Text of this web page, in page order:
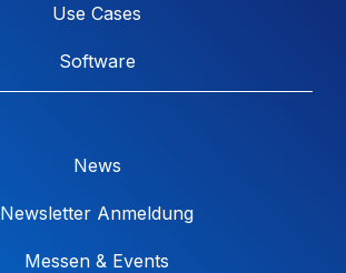
Use Cases
Software
News
Newsletter Anmeldung
Messen & Events